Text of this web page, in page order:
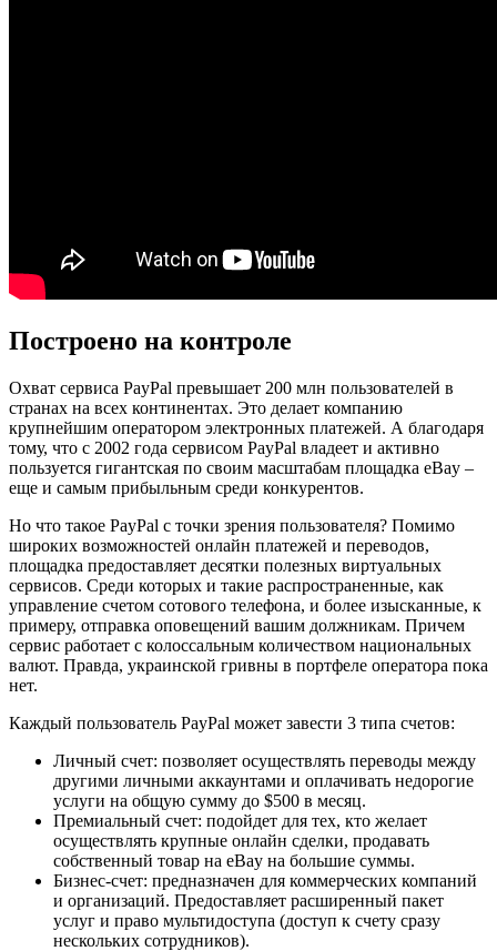
Построено на контроле
Охват сервиса PayPal превышает 200 млн пользователей в
странах на всех континентах. Это делает компанию
крупнейшим оператором электронных платежей. А благодаря
тому, что с 2002 года сервисом PayPal владеет и активно
пользуется гигантская по своим масштабам площадка eBay –
еще и самым прибыльным среди конкурентов.
Но что такое PayPal с точки зрения пользователя? Помимо
широких возможностей онлайн платежей и переводов,
площадка предоставляет десятки полезных виртуальных
сервисов. Среди которых и такие распространенные, как
управление счетом сотового телефона, и более изысканные, к
примеру, отправка оповещений вашим должникам. Причем
сервис работает с колоссальным количеством национальных
валют. Правда, украинской гривны в портфеле оператора пока
нет.
Каждый пользователь PayPal может завести 3 типа счетов:
Личный счет: позволяет осуществлять переводы между
другими личными аккаунтами и оплачивать недорогие
услуги на общую сумму до $500 в месяц.
Премиальный счет: подойдет для тех, кто желает
осуществлять крупные онлайн сделки, продавать
собственный товар на eBay на большие суммы.
Бизнес-счет: предназначен для коммерческих компаний
и организаций. Предоставляет расширенный пакет
услуг и право мультидоступа (доступ к счету сразу
нескольких сотрудников).